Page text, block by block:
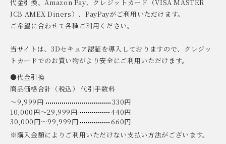
代金引換、Amazon Pay、クレジットカード（VISA MASTER
JCB AMEX Diners）、PayPayがご利用いただけます。
ご希望に合わせて各種ご利用ください。
当サイトは、3Dセキュア認証を導入しておりますので、クレジッ
トカードでのお買い物がより安全にご利用いただけます。
●代金引換
商品価格合計（税込） 代引手数料
〜9,999円
330円
10,000円〜29,999円
440円
30,000円〜99,999円
660円
※購入金額によりご利用いただけない支払い方法がございます。